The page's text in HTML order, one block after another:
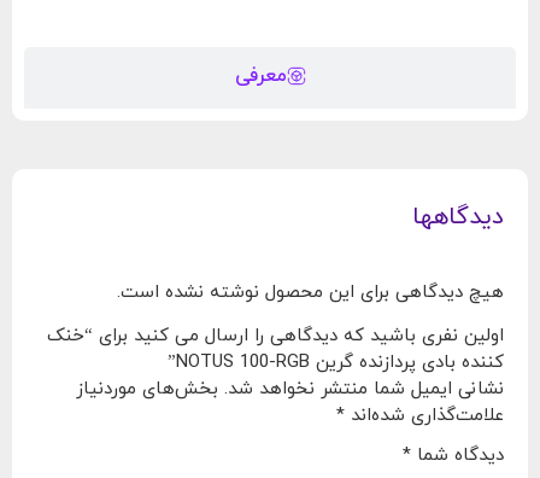
معرفی
دیدگاهها
هیچ دیدگاهی برای این محصول نوشته نشده است.
اولین نفری باشید که دیدگاهی را ارسال می کنید برای “خنک
کننده بادی پردازنده گرین NOTUS 100-RGB”
نشانی ایمیل شما منتشر نخواهد شد. بخش‌های موردنیاز
علامت‌گذاری شده‌اند *
دیدگاه شما *